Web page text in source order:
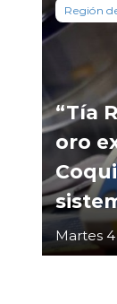
Región
“Tía
oro
Martes